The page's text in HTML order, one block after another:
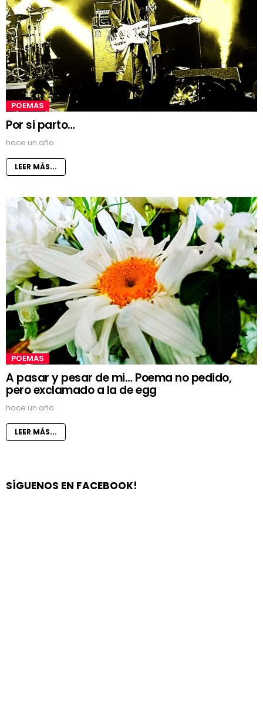
POEMAS
Por si parto…
hace un año
LEER MÁS...
POEMAS
A pasar y pesar de mi… Poema no pedido,
pero exclamado a la de egg
hace un año
LEER MÁS...
SÍGUENOS EN FACEBOOK!